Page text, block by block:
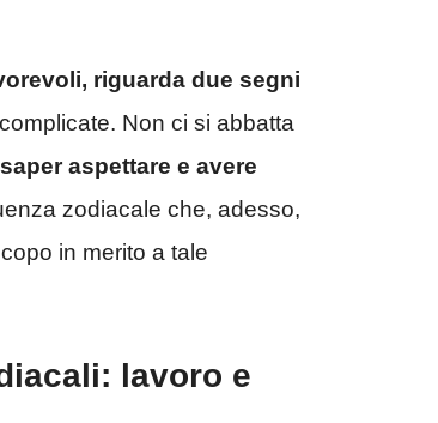
riguarda due segni
Non ci si abbatta
aspettare e avere
zodiacale che, adesso,
in merito a tale
lavoro e